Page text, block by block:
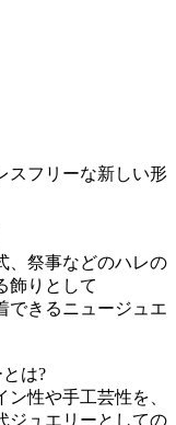
フリーな新しい形
、祭事などのハレの
飾りとして
できるニュージュエ
は?
性や手工芸性を、
ジュエリーとしての